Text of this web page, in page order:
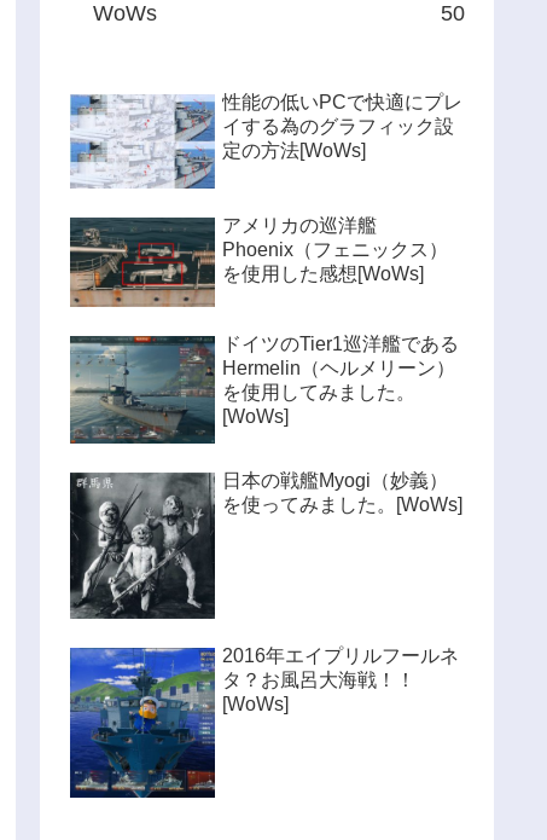
WoWs 50
性能の低いPCで快適にプレ
イする為のグラフィック設
定の方法[WoWs]
アメリカの巡洋艦
Phoenix（フェニックス）
を使用した感想[WoWs]
ドイツのTier1巡洋艦である
Hermelin（ヘルメリーン）
を使用してみました。
[WoWs]
日本の戦艦Myogi（妙義）
を使ってみました。[WoWs]
2016年エイプリルフールネ
タ？お風呂大海戦！！
[WoWs]